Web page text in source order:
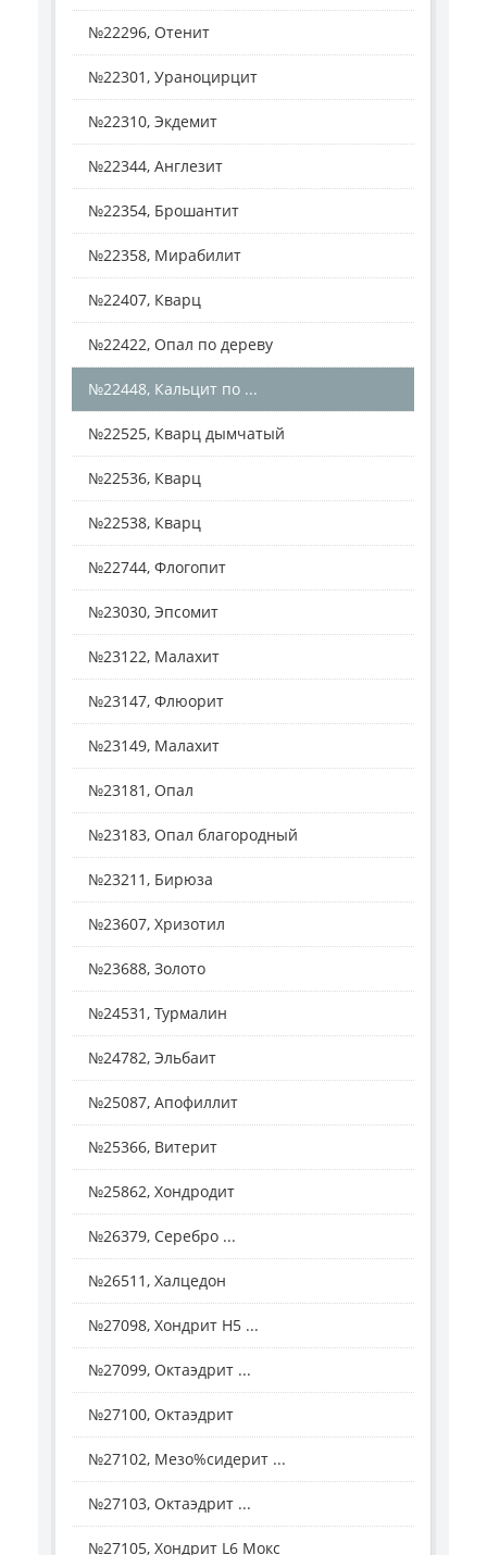
№22296, Отенит
№22301, Ураноцирцит
№22310, Экдемит
№22344, Англезит
№22354, Брошантит
№22358, Мирабилит
№22407, Кварц
№22422, Опал по дереву
№22448, Кальцит по ...
№22525, Кварц дымчатый
№22536, Кварц
№22538, Кварц
№22744, Флогопит
№23030, Эпсомит
№23122, Малахит
№23147, Флюорит
№23149, Малахит
№23181, Опал
№23183, Опал благородный
№23211, Бирюза
№23607, Хризотил
№23688, Золото
№24531, Турмалин
№24782, Эльбаит
№25087, Апофиллит
№25366, Витерит
№25862, Хондродит
№26379, Серебро ...
№26511, Халцедон
№27098, Хондрит H5 ...
№27099, Октаэдрит ...
№27100, Октаэдрит
№27102, Мезо%сидерит ...
№27103, Октаэдрит ...
№27105, Хондрит L6 Мокс